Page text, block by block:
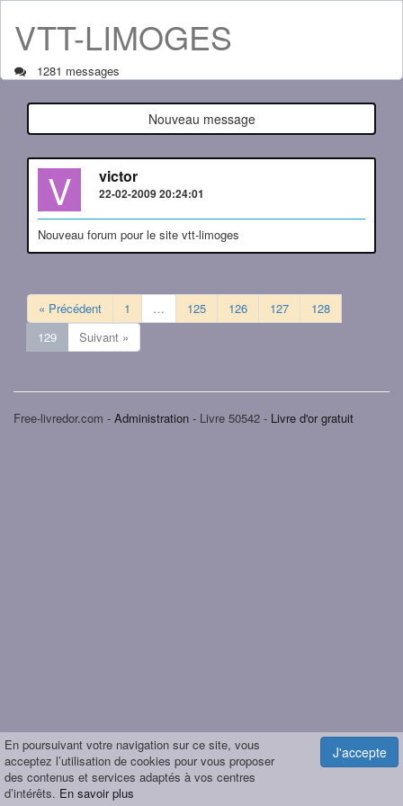
En poursuivant votre navigation sur ce site, vous
acceptez l’utilisation de cookies pour vous proposer
des contenus et services adaptés à vos centres
d’intérêts. En savoir plus
J'accepte
VTT-LIMOGES
1281 messages
Nouveau message
V victor
22-02-2009 20:24:01
Nouveau forum pour le site vtt-limoges
« Précédent 1 … 125 126 127
128
129
Suivant »
Free-livredor.com - Administration - Livre 50542 - Livre d'or gratuit